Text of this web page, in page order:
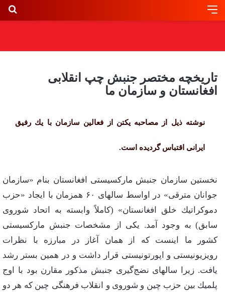
تاریخچه‌ مختصر جنبش‌ چپ‌ انقلابی‌
افغانستان‌ و سازمان‌ ما
نوشته‌ ذیل‌ از مصاحبه‌ یكتن‌ از فعالین‌ سازمان‌ با یك‌ رفیق‌
ایرانی‌ اقتباس‌ گردیده‌ است‌.
نخستین‌ سازمان‌ جنبش‌ ماركسیستی‌ افغانستان‌ بنام‌ «سازمان‌
جوانان‌ مترقی‌» در اواسط‌ سالهای‌ ۶۰ همزمان‌ با ایجاد «حزب‌
دموكراتیك‌ خلق‌ افغانستان‌» (كاملاً وابسته‌ به‌ اتحاد شوروی‌
سابق‌) به‌ وجود آمد. یكی‌ از مشخصات‌ جنبش‌ ماركسیستی‌
كشور ما اینست‌ كه‌ از همان‌ آغاز در مبارزه‌ با نظرات‌
رویزیونیستی‌ و اپورتونیستی‌ قرار داشت‌ و در همین‌ بستر رشد
یافت‌. زیرا سالهای‌ نضج‌گیری‌ جنبش‌ مذكور مقارن‌ بود با اوج‌
پلمیك‌ بین‌ حزب‌ چین‌ و شوروی‌ و انقلاب‌ فرهنگی‌ چین‌ كه‌ هر دو